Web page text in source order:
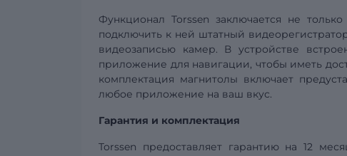
Функционал Torssen заключается не
подключить к ней штатный
видеозаписью камер. В устройстве
приложение для навигации, чтобы иметь
комплектация магнитолы включает
любое приложение на ваш вкус.
Гарантия и комплектация
Torssen предоставляет гарантию на 12